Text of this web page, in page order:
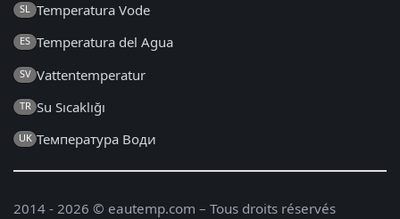
SL Temperatura Vode
ES Temperatura del Agua
SV Vattentemperatur
TR Su Sıcaklığı
UK Температура Води
2014 - 2026 © eautemp.com – Tous droits réservés